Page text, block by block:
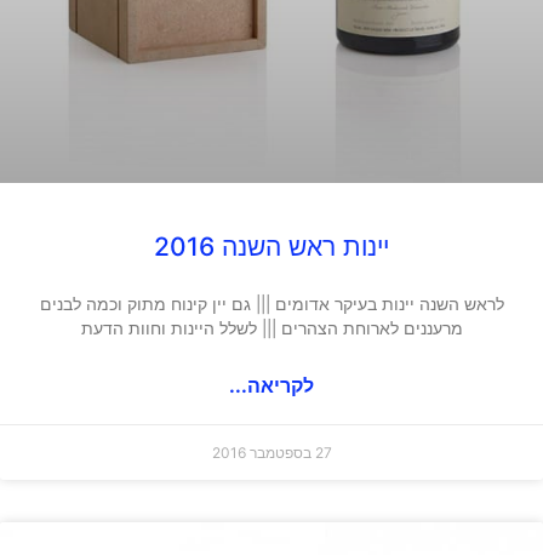
יינות ראש השנה 2016
לראש השנה יינות בעיקר אדומים ||| גם יין קינוח מתוק וכמה לבנים
מרעננים לארוחת הצהרים ||| לשלל היינות וחוות הדעת
לקריאה...
27 בספטמבר 2016